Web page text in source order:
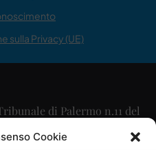
Cookie
sulla Privacy (UE)
di Palermo n.11 del